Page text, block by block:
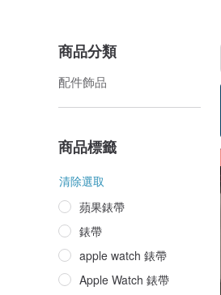
商品分類
配件飾品
商品標籤
清除選取
蘋果錶帶
錶帶
apple watch 錶帶
Apple Watch 錶帶